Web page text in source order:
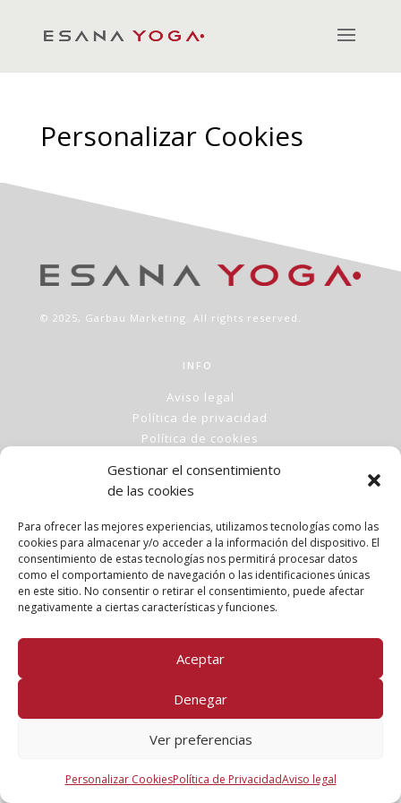
Gestionar el consentimiento
de las cookies
Para ofrecer las mejores experiencias, utilizamos tecnologías como las
cookies para almacenar y/o acceder a la información del dispositivo. El
consentimiento de estas tecnologías nos permitirá procesar datos
como el comportamiento de navegación o las identificaciones únicas
en este sitio. No consentir o retirar el consentimiento, puede afectar
negativamente a ciertas características y funciones.
Aceptar
Denegar
Ver preferencias
Personalizar CookiesPolítica de PrivacidadAviso legal
Personalizar Cookies
© 2025, Garbau Marketing. All rights reserved.
INFO
Aviso legal
Política de privacidad
Política de cookies
Talleres
Conócenos
FOLLOW US!